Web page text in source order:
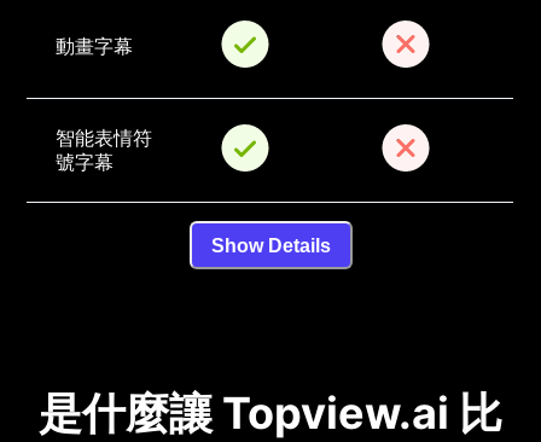
動畫字幕
智能表情符
號字幕
Show Details
是什麼讓 Topview.ai 比